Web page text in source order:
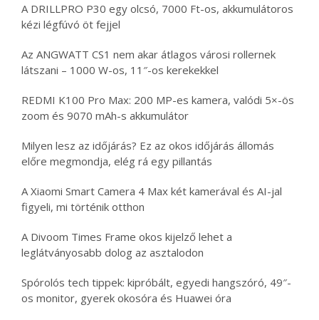
A DRILLPRO P30 egy olcsó, 7000 Ft-os, akkumulátoros
kézi légfúvó öt fejjel
Az ANGWATT CS1 nem akar átlagos városi rollernek
látszani – 1000 W-os, 11″-os kerekekkel
REDMI K100 Pro Max: 200 MP-es kamera, valódi 5×-ös
zoom és 9070 mAh-s akkumulátor
Milyen lesz az időjárás? Ez az okos időjárás állomás
előre megmondja, elég rá egy pillantás
A Xiaomi Smart Camera 4 Max két kamerával és AI-jal
figyeli, mi történik otthon
A Divoom Times Frame okos kijelző lehet a
leglátványosabb dolog az asztalodon
Spórolós tech tippek: kipróbált, egyedi hangszóró, 49″-
os monitor, gyerek okosóra és Huawei óra